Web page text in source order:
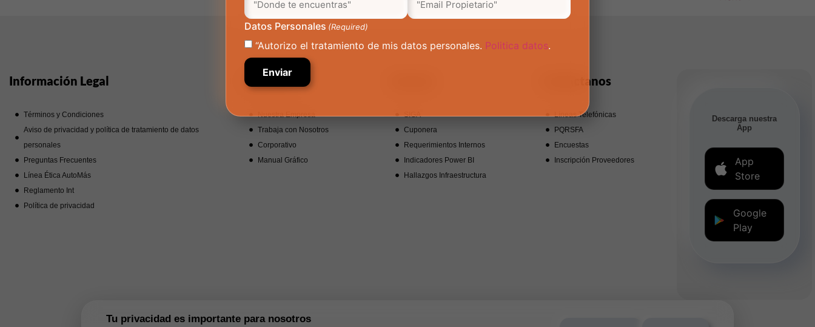
Tu privacidad es importante para nosotros
Información Legal
Términos y Condiciones
Aviso de privacidad y política de tratamiento de datos
personales
Preguntas Frecuentes
Línea Ética AutoMás
Reglamento Int
Política de privacidad
Nosotros
Nuestra Empresa
Trabaja con Nosotros
Corporativo
Manual Gráfico
SIGA
Cuponera
Requerimientos Internos
Indicadores Power BI
Hallazgos Infraestructura
Contáctanos
Líneas Telefónicas
PQRSFA
Encuestas
Inscripción Proveedores
Descarga nuestra
App
App
Store
Google
Play
Datos Personales (Required)
“Autorizo el tratamiento de mis datos personales. Politica datos.